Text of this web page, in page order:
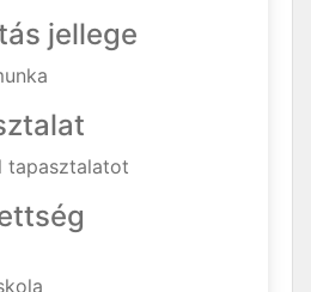
jellege
tapasztalatot